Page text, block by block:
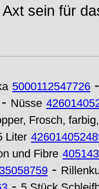
sein für
5000112547726
- Nüsse
Frosch,
Liter
und Fibre
-